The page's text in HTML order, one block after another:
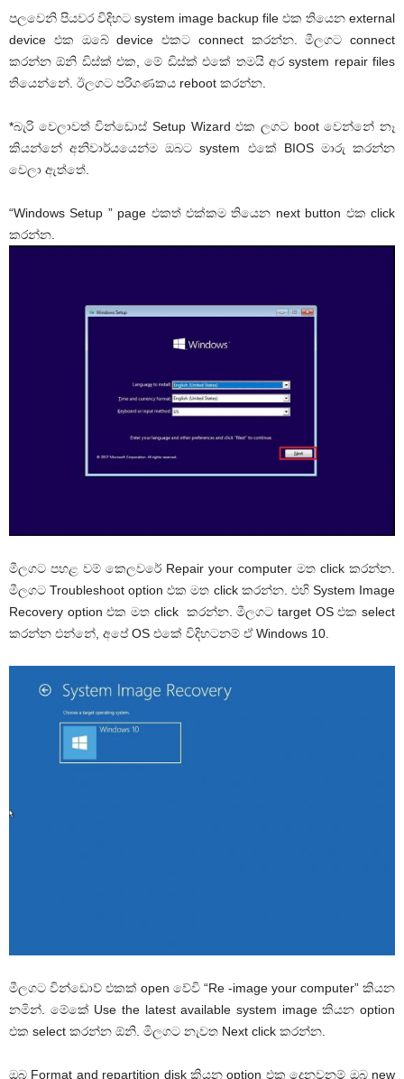
පලවෙනි පියවර විදිහට system image backup file එක තියෙන external
device එක ඔබේ device එකට connect කරන්න. මීලගට connect
කරන්න ඕනි ඩිස්ක් එක, මේ ඩිස්ක් එකේ තමයි අර system repair files
තියෙන්නේ. ඊලගට පරිගණකය reboot කරන්න.
*බැරි වෙලාවත් වින්ඩොස් Setup Wizard එක ලගට boot වෙන්නේ නෑ
කියන්නේ අනිවාර්යයෙන්ම ඔබට system එකේ BIOS මාරු කරන්න
වෙලා ඇත්තේ.
“Windows Setup ” page එකත් එක්කම තියෙන next button එක click
කරන්න.
මීලගට පහළ වම් කෙලවරේ Repair your computer මත click කරන්න.
මීලගට Troubleshoot option එක මත click කරන්න. එහි System Image
Recovery option එක මත click කරන්න. මීලගට target OS එක select
කරන්න එන්නේ, අපේ OS එකේ විදිහටනම් ඒ Windows 10.
මීලගට වින්ඩොව් එකක් open වේවි “Re -image your computer” කියන
නමින්. මේකේ Use the latest available system image කියන option
එක select කරන්න ඕනි. මිලගට නැවත Next click කරන්න.
ඔබ Format and repartition disk කියන option එක දෙනවනම් ඔබ new